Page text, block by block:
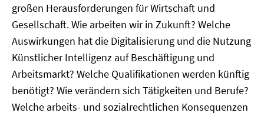
großen Herausforderungen für Wirtschaft und
Gesellschaft. Wie arbeiten wir in Zukunft? Welche
Auswirkungen hat die Digitalisierung und die Nutzung
Künstlicher Intelligenz auf Beschäftigung und
Arbeitsmarkt? Welche Qualifikationen werden künftig
benötigt? Wie verändern sich Tätigkeiten und Berufe?
Welche arbeits- und sozialrechtlichen Konsequenzen